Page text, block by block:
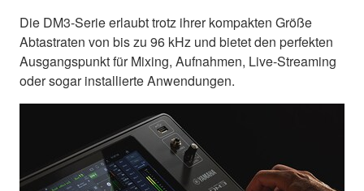
Die DM3-Serie erlaubt trotz ihrer kompakten Größe
Abtastraten von bis zu 96 kHz und bietet den perfekten
Ausgangspunkt für Mixing, Aufnahmen, Live-Streaming
oder sogar installierte Anwendungen.